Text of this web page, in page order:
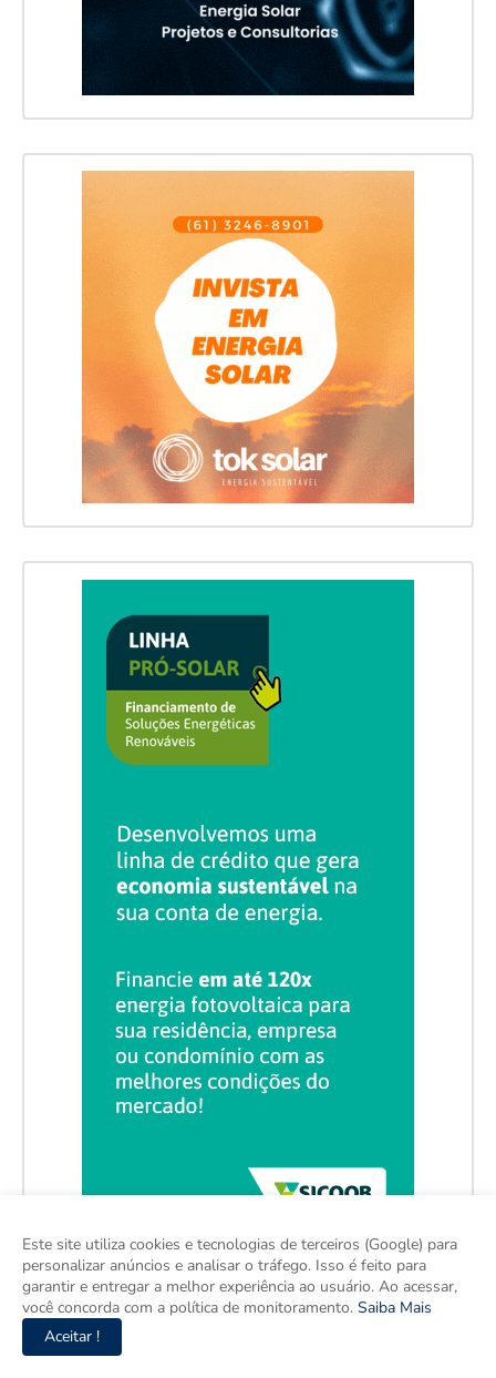
Este site utiliza cookies e tecnologias de terceiros (Google) para
personalizar anúncios e analisar o tráfego. Isso é feito para
garantir e entregar a melhor experiência ao usuário. Ao acessar,
você concorda com a política de monitoramento. Saiba Mais
Aceitar !